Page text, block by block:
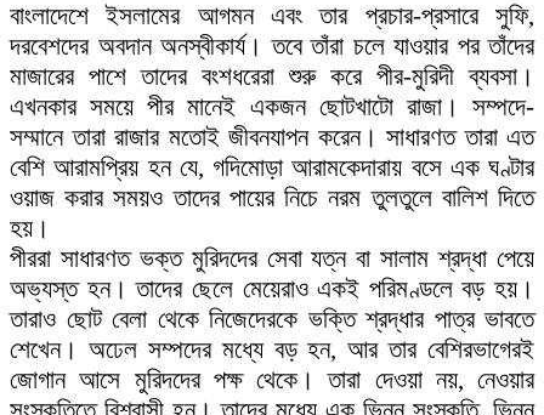
বাংলাদেশে ইসলামের আগমন এবং তার প্রচার-প্রসারে সুফি,
দরবেশদের অবদান অনস্বীকার্য। তবে তাঁরা চলে যাওয়ার পর তাঁদের
মাজারের পাশে তাদের বংশধরেরা শুরু করে পীর-মুরিদী ব্যবসা।
এখনকার সময়ে পীর মানেই একজন ছোটখাটো রাজা। সম্পদে-
সম্মানে তারা রাজার মতোই জীবনযাপন করেন। সাধারণত তারা এত
বেশি আরামপ্রিয় হন যে, গদিমোড়া আরামকেদারায় বসে এক ঘণ্টার
ওয়াজ করার সময়ও তাদের পায়ের নিচে নরম তুলতুলে বালিশ দিতে
হয়।
পীররা সাধারণত ভক্ত মুরিদদের সেবা যত্ন বা সালাম শ্রদ্ধা পেয়ে
অভ্যস্ত হন। তাদের ছেলে মেয়েরাও একই পরিমণ্ডলে বড় হয়।
তারাও ছোট বেলা থেকে নিজেদেরকে ভক্তি শ্রদ্ধার পাত্র ভাবতে
শেখেন। অঢেল সম্পদের মধ্যে বড় হন, আর তার বেশিরভাগেরই
জোগান আসে মুরিদদের পক্ষ থেকে। তারা দেওয়া নয়, নেওয়ার